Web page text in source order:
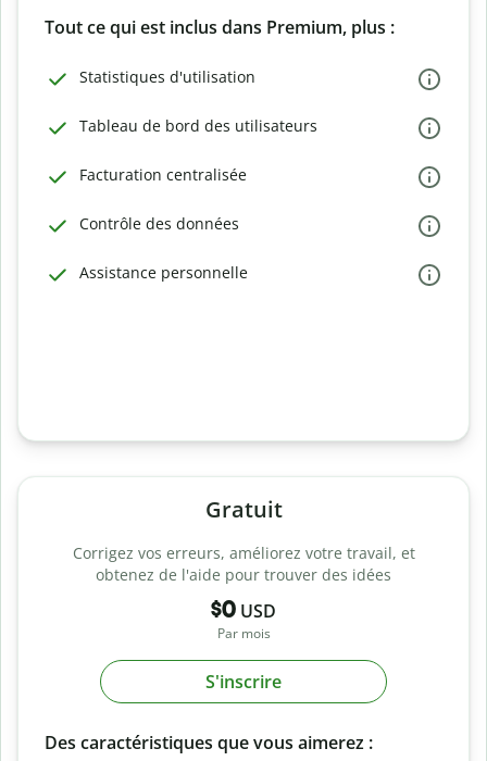
Tout ce qui est inclus dans Premium, plus :
Statistiques d'utilisation
Tableau de bord des utilisateurs
Facturation centralisée
Contrôle des données
Assistance personnelle
Gratuit
Corrigez vos erreurs, améliorez votre travail, et
obtenez de l'aide pour trouver des idées
$0 USD
Par mois
S'inscrire
Des caractéristiques que vous aimerez :